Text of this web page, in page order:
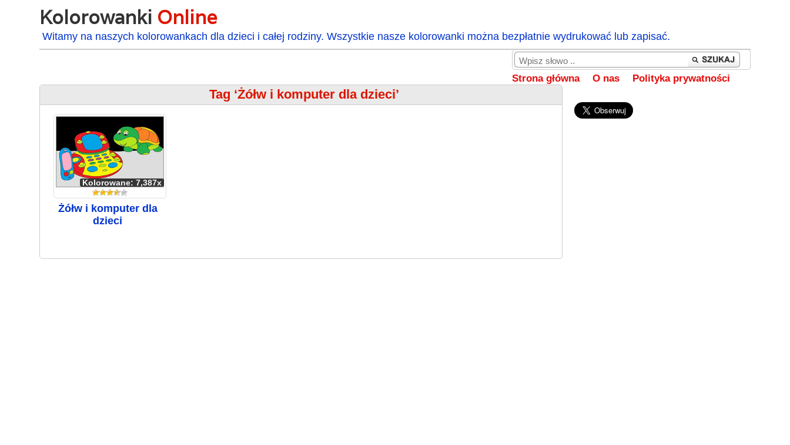
Kolorowanki Online
Witamy na naszych kolorowankach dla dzieci i całej rodziny. Wszystkie nasze kolorowanki można bezpłatnie wydrukować lub zapisać.
Strona główna O nas Polityka prywatności
Tag ‘Żółw i komputer dla dzieci’
Kolorowane: 7,387x
Żółw i komputer dla
dzieci